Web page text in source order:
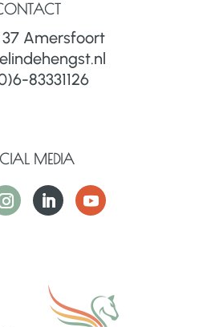
Amersfoort
83331126
MEDIA